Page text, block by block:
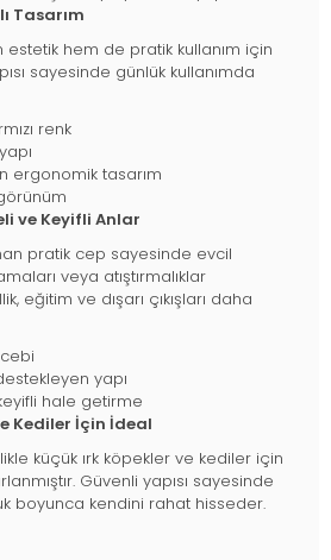
Tasarım
estetik hem de pratik kullanım için
sayesinde günlük kullanımda
renk
ergonomik tasarım
ve Keyifli Anlar
pratik cep sayesinde evcil
veya atıştırmalıklar
eğitim ve dışarı çıkışları daha
yapı
hale getirme
Kediler İçin İdeal
küçük ırk köpekler ve kediler için
Güvenli yapısı sayesinde
boyunca kendini rahat hisseder.